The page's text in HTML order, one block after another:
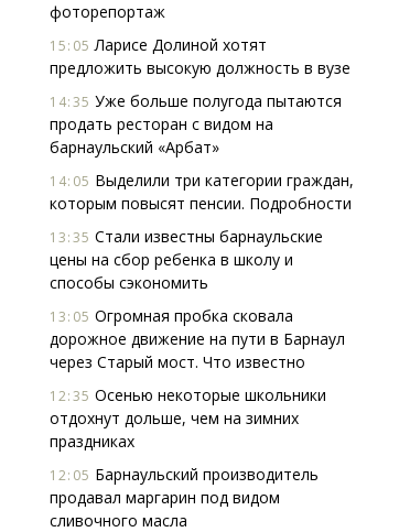
фоторепортаж
15:05 Ларисе Долиной хотят
предложить высокую должность в вузе
14:35 Уже больше полугода пытаются
продать ресторан с видом на
барнаульский «Арбат»
14:05 Выделили три категории граждан,
которым повысят пенсии. Подробности
13:35 Стали известны барнаульские
цены на сбор ребенка в школу и
способы сэкономить
13:05 Огромная пробка сковала
дорожное движение на пути в Барнаул
через Старый мост. Что известно
12:35 Осенью некоторые школьники
отдохнут дольше, чем на зимних
праздниках
12:05 Барнаульский производитель
продавал маргарин под видом
сливочного масла